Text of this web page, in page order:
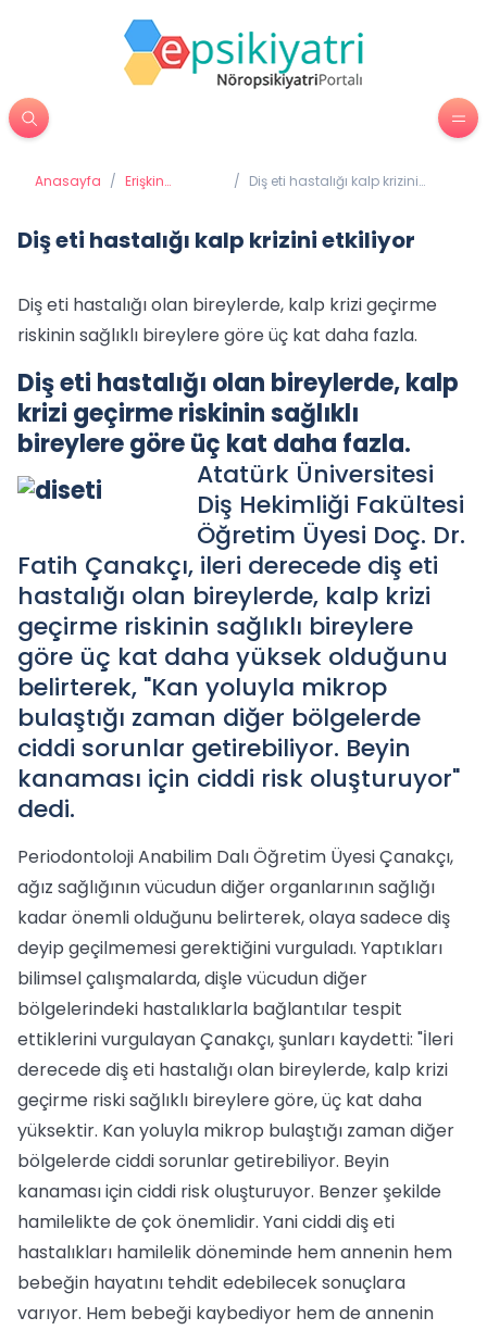
Anasayfa / Erişkin
/ Diş eti hastalığı kalp krizini
Diş eti hastalığı kalp krizini etkiliyor
Diş eti hastalığı olan bireylerde, kalp krizi geçirme
riskinin sağlıklı bireylere göre üç kat daha fazla.
Diş eti hastalığı olan bireylerde, kalp
krizi geçirme riskinin sağlıklı
bireylere göre üç kat daha fazla.
Atatürk Üniversitesi
Diş Hekimliği Fakültesi
Öğretim Üyesi Doç. Dr.
Fatih Çanakçı, ileri derecede diş eti
hastalığı olan bireylerde, kalp krizi
geçirme riskinin sağlıklı bireylere
göre üç kat daha yüksek olduğunu
belirterek, "Kan yoluyla mikrop
bulaştığı zaman diğer bölgelerde
ciddi sorunlar getirebiliyor. Beyin
kanaması için ciddi risk oluşturuyor"
dedi.
Periodontoloji Anabilim Dalı Öğretim Üyesi Çanakçı,
ağız sağlığının vücudun diğer organlarının sağlığı
kadar önemli olduğunu belirterek, olaya sadece diş
deyip geçilmemesi gerektiğini vurguladı. Yaptıkları
bilimsel çalışmalarda, dişle vücudun diğer
bölgelerindeki hastalıklarla bağlantılar tespit
ettiklerini vurgulayan Çanakçı, şunları kaydetti: "İleri
derecede diş eti hastalığı olan bireylerde, kalp krizi
geçirme riski sağlıklı bireylere göre, üç kat daha
yüksektir. Kan yoluyla mikrop bulaştığı zaman diğer
bölgelerde ciddi sorunlar getirebiliyor. Beyin
kanaması için ciddi risk oluşturuyor. Benzer şekilde
hamilelikte de çok önemlidir. Yani ciddi diş eti
hastalıkları hamilelik döneminde hem annenin hem
bebeğin hayatını tehdit edebilecek sonuçlara
varıyor. Hem bebeği kaybediyor hem de annenin